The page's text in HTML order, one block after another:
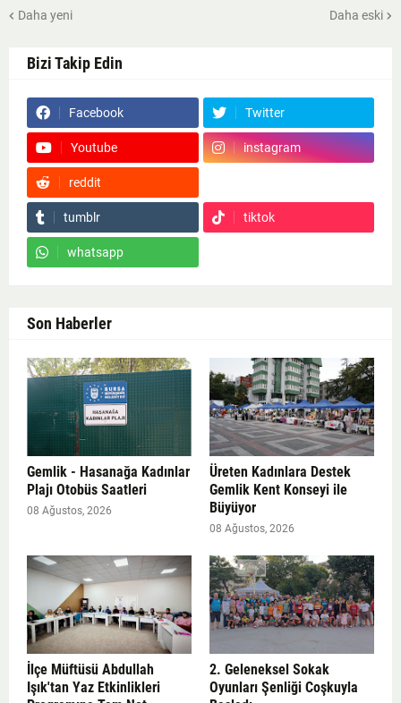
Daha yeni Daha eski
Bizi Takip Edin
Facebook Twitter
Youtube instagram
reddit
tumblr tiktok
whatsapp
Son Haberler
Gemlik - Hasanağa Kadınlar
Plajı Otobüs Saatleri
08 Ağustos, 2026
Üreten Kadınlara Destek
Gemlik Kent Konseyi ile
Büyüyor
08 Ağustos, 2026
İlçe Müftüsü Abdullah
Işık'tan Yaz Etkinlikleri
2. Geleneksel Sokak
Oyunları Şenliği Coşkuyla